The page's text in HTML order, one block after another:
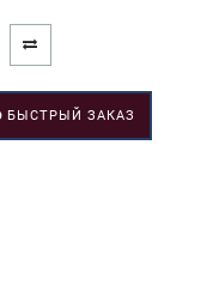
БЫСТРЫЙ ЗАКАЗ